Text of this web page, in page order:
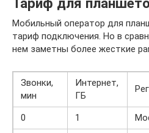
Мобильный оператор для
тариф подключения. Но в
нем заметны более жесткие
Звонки,
мин
Интернет,
ГБ
0
1